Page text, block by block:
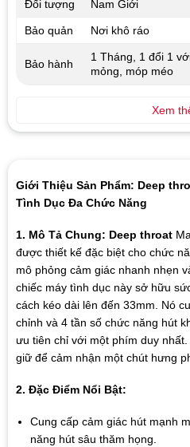
Giới Thiệu Sản Phẩm: Deep
Tình Dục Đa Chức Năng
1. Mô Tả Chung: Deep throat
được thiết kế đặc biệt cho chức
mô phỏng cảm giác nhanh nhẹn
chiếc máy tình dục này sở hữu
cách kéo dài lên đến 33mm. Nó
chỉnh và 4 tần số chức năng hút
ưu tiên chỉ với một phím duy
giữ để cảm nhận một chút hưng
2. Đặc Điểm Nổi Bật:
Cung cấp cảm giác hút mạnh
năng hút sâu thăm họng.
Đối tượng Nam Giới
Bảo quản Nơi khô ráo
Bảo hành
1 Tháng, 1 đổi 1
mỏng, móp méo
Xem